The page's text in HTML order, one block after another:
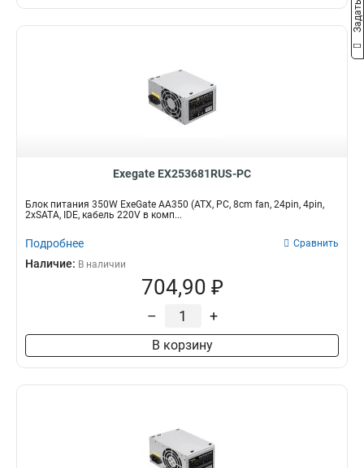
Exegate EX253681RUS-PC
Блок питания 350W ExeGate AA350 (ATX, PC, 8cm fan, 24pin, 4pin,
2xSATA, IDE, кабель 220V в комп...
Подробнее Сравнить
Наличие: В наличии
704,90 ₽
– +
В корзину